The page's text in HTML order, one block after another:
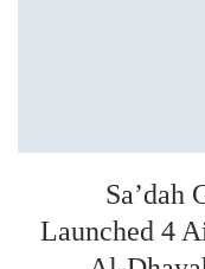
Sa’dah
Launched 4